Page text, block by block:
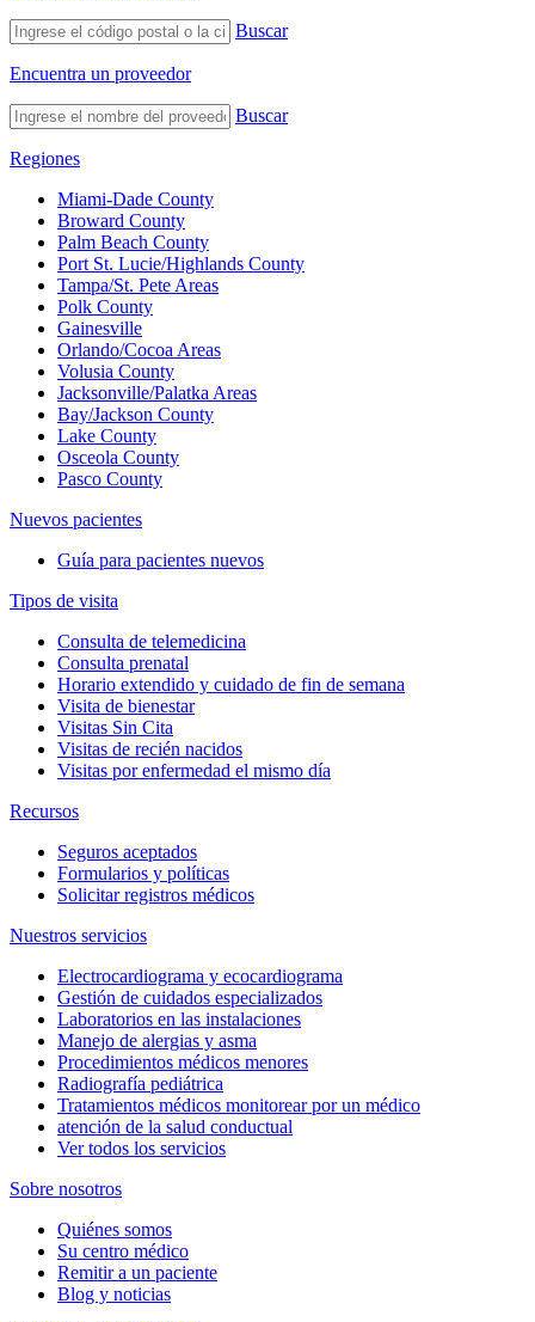
Buscar
Encuentra un proveedor
Buscar
Regiones
Miami-Dade County
Broward County
Palm Beach County
Port St. Lucie/Highlands County
Tampa/St. Pete Areas
Polk County
Gainesville
Orlando/Cocoa Areas
Volusia County
Jacksonville/Palatka Areas
Bay/Jackson County
Lake County
Osceola County
Pasco County
Nuevos pacientes
Guía para pacientes nuevos
Tipos de visita
Consulta de telemedicina
Consulta prenatal
Horario extendido y cuidado de fin de semana
Visita de bienestar
Visitas Sin Cita
Visitas de recién nacidos
Visitas por enfermedad el mismo día
Recursos
Seguros aceptados
Formularios y políticas
Solicitar registros médicos
Nuestros servicios
Electrocardiograma y ecocardiograma
Gestión de cuidados especializados
Laboratorios en las instalaciones
Manejo de alergias y asma
Procedimientos médicos menores
Radiografía pediátrica
Tratamientos médicos monitorear por un médico
atención de la salud conductual
Ver todos los servicios
Sobre nosotros
Quiénes somos
Su centro médico
Remitir a un paciente
Blog y noticias